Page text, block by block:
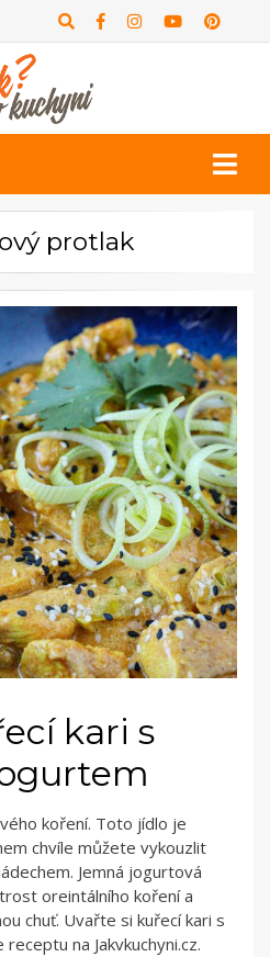
protlak
kari s
koření. Toto jídlo je
chvíle můžete vykouzlit
Jemná jogurtová
oreintálního koření a
chuť. Uvařte si kuřecí kari s
na Jakvkuchyni.cz.